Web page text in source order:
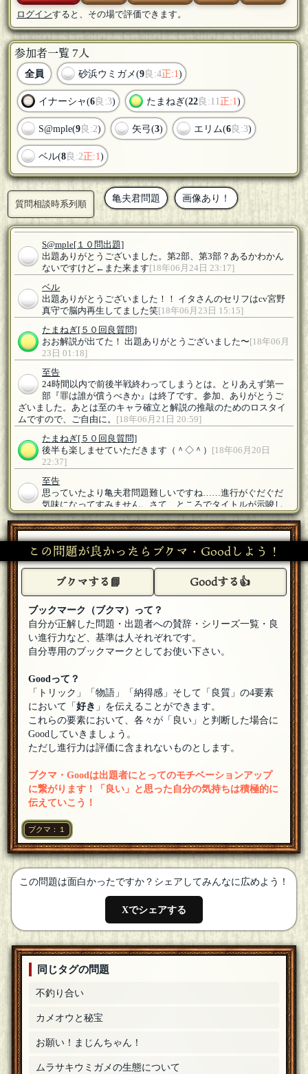
ログインすると、その場で評価できます。
参加者一覧 7人
全員 砂浜ウミガメ(9良:4正:1)
イナーシャ(6良:3) たまねぎ(22良:11正:1)
S@mple(9良:2) 矢弓(3) エリム(6良:3)
ベル(8良:2正:1)
質問相談時系列順
亀夫君問題 画像あり！
S@mple[１０問出題]
出題ありがとうございました。第2部、第3部？あるかわかん
ないですけど←また来ます [18年06月24日 23:17]
ベル
出題ありがとうございました！！ イタさんのセリフはcv宮野
真守で脳内再生してました笑[18年06月23日 15:15]
たまねぎ[５０回良質問]
おお解説が出てた！ 出題ありがとうございました〜 [18年06月
23日 01:18]
至告
24時間以内で前後半戦終わってしまうとは。とりあえず第一
部『罪は誰が償うべきか』は終了です。参加、ありがとうご
ざいました。あとは至のキャラ確立と解説の推敲のためのロスタイ
ムですので、ご自由に。
[18年06月21日 20:59]
たまねぎ[５０回良質問]
後半も楽しませていただきます（＾◇＾）
[18年06月20日
22:37]
至告
思っていたより亀夫君問題難しいですね……進行がぐだぐだ
気味になってすみません。さて、ところでタイトルが示唆し
ているのは何なんでしょうね？後半戦、お手柔らかにお願いしま
す。[18年06月20日 22:31]
ベル
参加します！[18年06月19日 23:45]
エリム[１００回良質問]
参加します[18年06月19日 23:43]
矢弓 [１０回良質問]
参加します [18年06月19日 23:27]
参加させていただきます
たまねぎ[５０回良質問]
面白そう！ 参加します [18年06月19日 22:56]
イナーシャ
参加させていただきます。 [18年06月19日 22:54]
砂浜ウミガメ[１０問出題]
ちょこっとゆるっと参加します[18年06月19日 22:54]
初めての亀夫君問題！問題も解説も長くなっちゃいましたけ
ど、トリック自体は割とゆるっと解けるかと。お手柔らかに
お願いします。[18年06月19日 22:47]
この問題が良かったらブクマ・Goodしよう！
ブクマする📘 Goodする👍
ブックマーク（ブクマ）って？
自分が正解した問題・出題者への賛辞・シリーズ一覧・良
い進行力など、基準は人それぞれです。
自分専用のブックマークとしてお使い下さい。
Goodって？
「トリック」「物語」「納得感」そして「良質」の4要素
において「好き 」を伝えることができます。
これらの要素において、各々が「良い」と判断した場合に
Goodしていきましょう。
ただし進行力は評価に含まれないものとします。
ブクマ・Goodは出題者にとってのモチベーションアップ
に繋がります！「良い」と思った自分の気持ちは積極的に
伝えていこう！
ブクマ：１
この問題は面白かったですか？シェアしてみんなに広めよう！
Xでシェアする
同じタグの問題
不釣り合い
カメオウと秘宝
お願い！まじんちゃん！
ムラサキウミガメの生態について